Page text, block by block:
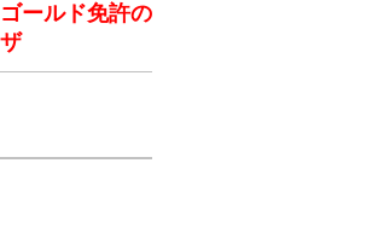
ールド免許の